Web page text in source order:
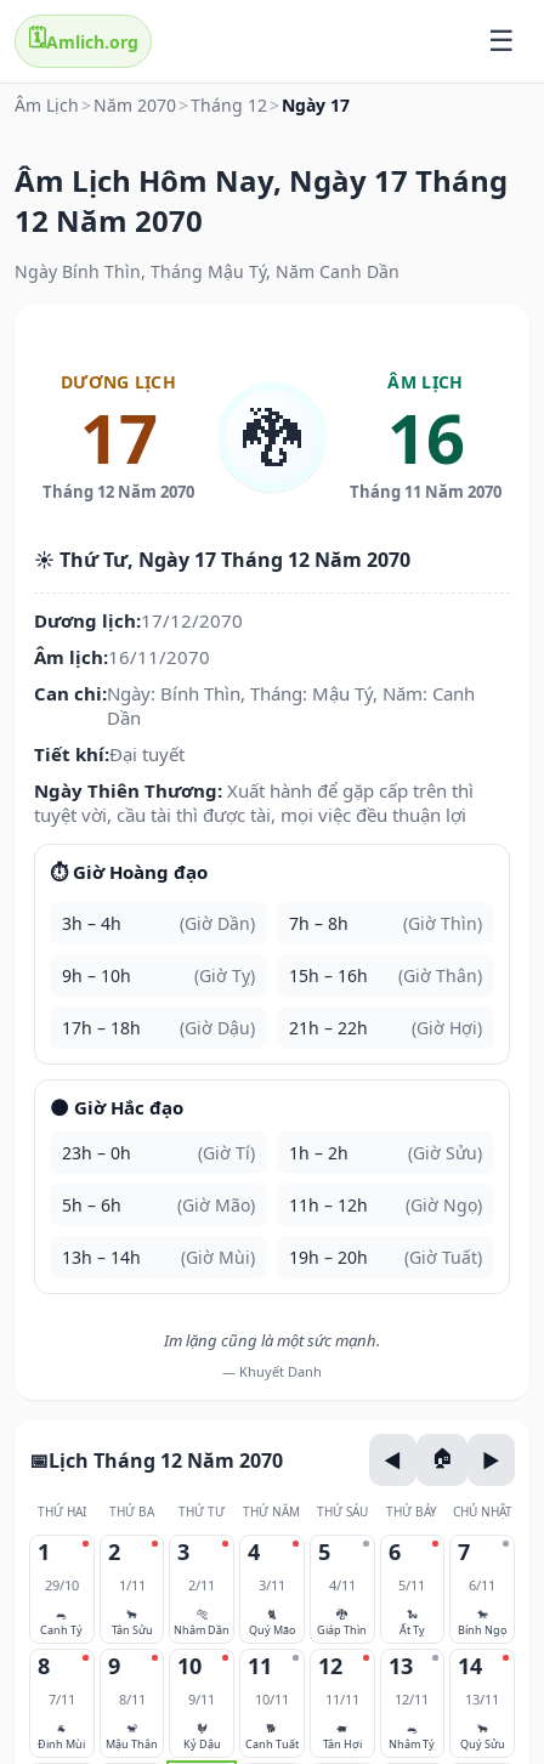
🗓️Amlich.org
Âm Lịch > Năm 2070>Tháng 12> Ngày 17
Âm Lịch Hôm Nay, Ngày 17 Tháng
12 Năm 2070
Ngày Bính Thìn, Tháng Mậu Tý, Năm Canh Dần
DƯƠNG LỊCH
17
Tháng 12 Năm 2070
🐉
ÂM LỊCH
16
Tháng 11 Năm 2070
☀️ Thứ Tư, Ngày 17 Tháng 12 Năm 2070
Dương lịch:17/12/2070
Âm lịch:16/11/2070
Can chi:Ngày: Bính Thìn, Tháng: Mậu Tý, Năm: Canh
Dần
Tiết khí:Đại tuyết
Ngày Thiên Thương: Xuất hành để gặp cấp trên thì
tuyệt vời, cầu tài thì được tài, mọi việc đều thuận lợi
⏱️ Giờ Hoàng đạo
3h – 4h (Giờ Dần) 7h – 8h (Giờ Thìn)
9h – 10h (Giờ Tỵ) 15h – 16h (Giờ Thân)
17h – 18h (Giờ Dậu) 21h – 22h (Giờ Hợi)
🌑 Giờ Hắc đạo
23h – 0h (Giờ Tí) 1h – 2h (Giờ Sửu)
5h – 6h (Giờ Mão) 11h – 12h (Giờ Ngọ)
13h – 14h (Giờ Mùi) 19h – 20h (Giờ Tuất)
Im lặng cũng là một sức mạnh.
— Khuyết Danh
Lịch Tháng 12 Năm 2070
THỨ HAI THỨ BA THỨ TƯ THỨ NĂM THỨ SÁU THỨ BẢY CHỦ NHẬT
1
29/10
🐀
Canh Tý
2
1/11
🐂
Tân Sửu
3
2/11
🐅
Nhâm Dần
4
3/11
🐈
Quý Mão
5
4/11
🐉
Giáp Thìn
6
5/11
🐍
Ất Tỵ
7
6/11
🐎
Bính Ngọ
8
7/11
🐐
Đinh Mùi
9
8/11
🐒
Mậu Thân
10
9/11
🐓
Kỷ Dậu
11
10/11
🐕
Canh Tuất
12
11/11
🐖
Tân Hợi
13
12/11
🐀
Nhâm Tý
14
13/11
🐂
Quý Sửu